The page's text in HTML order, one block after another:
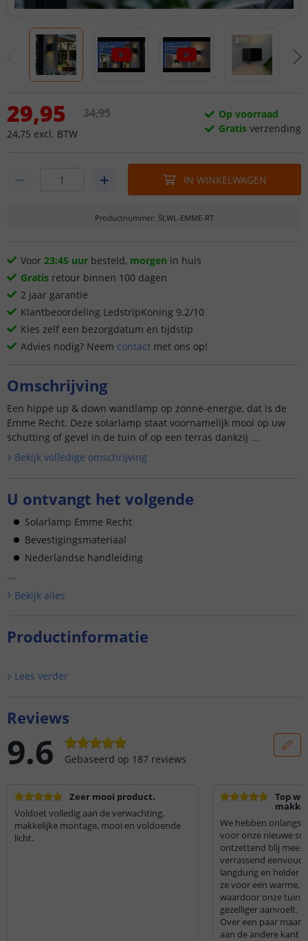
29,95
24,75 excl. BTW
34,95
Op voorraad
Gratis verzending
IN WINKELWAGEN
Productnummer: SLWL-EMME-RT
Voor 23:45 uur besteld, morgen in huis
Gratis retour binnen 100 dagen
2 jaar garantie
Klantbeoordeling LedstripKoning 9.2/10
Kies zelf een bezorgdatum en tijdstip
Advies nodig? Neem contact met ons op!
Omschrijving
Een hippe up & down wandlamp op zonne-energie, dat is de
Emme Recht. Deze solarlamp staat voornamelijk mooi op uw
schutting of gevel in de tuin of op een terras dankzij ...
Bekijk volledige omschrijving
U ontvangt het volgende
Solarlamp Emme Recht
Bevestigingsmateriaal
Nederlandse handleiding
...
Bekijk alles
Productinformatie
Lees verder
Reviews
9.6 Gebaseerd op 187 reviews
Zeer mooi product.
Voldoet volledig aan de verwachting,
makkelijke montage, mooi en voldoende
licht.
Top
We hebben onlangs
voor onze nieuwe
ontzettend blij mee.
verrassend
langdurig en helder
ze voor een warme,
waardoor onze tuin
gezelliger aanvoelt.
Over een paar
aan de andere kant